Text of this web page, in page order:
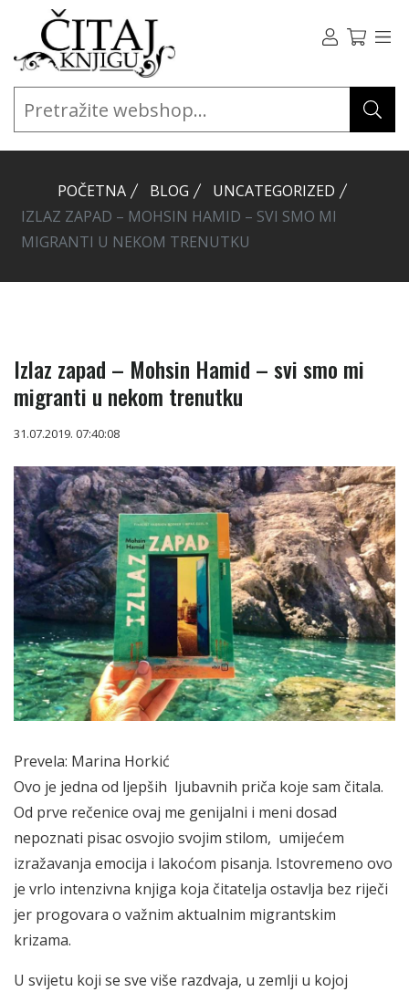
POČETNA BLOG
UNCATEGORIZED
IZLAZ ZAPAD – MOHSIN HAMID – SVI SMO MI
MIGRANTI U NEKOM TRENUTKU
Izlaz zapad – Mohsin Hamid – svi smo mi
migranti u nekom trenutku
31.07.2019. 07:40:08
Prevela: Marina Horkić
Ovo je jedna od ljepših ljubavnih priča koje sam čitala.
Od prve rečenice ovaj me genijalni i meni dosad
nepoznati pisac osvojio svojim stilom, umijećem
izražavanja emocija i lakoćom pisanja. Istovremeno ovo
je vrlo intenzivna knjiga koja čitatelja ostavlja bez riječi
jer progovara o važnim aktualnim migrantskim
krizama.
U svijetu koji se sve više razdvaja, u zemlji u kojoj